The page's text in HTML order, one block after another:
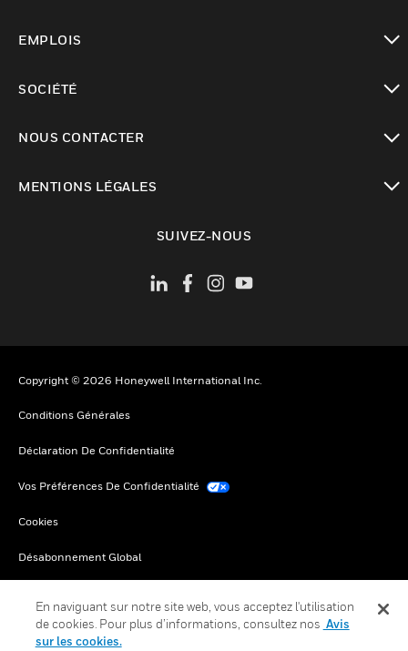
EMPLOIS
SOCIÉTÉ
NOUS CONTACTER
MENTIONS LÉGALES
SUIVEZ-NOUS
Copyright © 2026 Honeywell International Inc.
Conditions Générales
Déclaration De Confidentialité
Vos Préférences De Confidentialité
Cookies
Désabonnement Global
En naviguant sur notre site web, vous acceptez l'utilisation
de cookies. Pour plus d’informations, consultez nos Avis
sur les cookies.